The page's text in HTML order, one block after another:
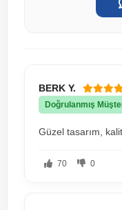
BERK Y.
Doğrulanmış
Güzel tasarım,
70 0